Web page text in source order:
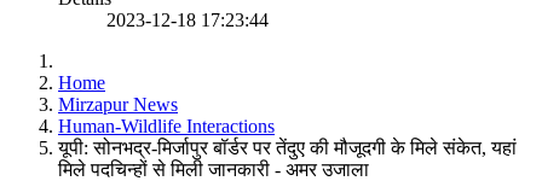
2023-12-18 17:23:44
Home
Mirzapur News
Human-Wildlife Interactions
यूपी: सोनभद्र-मिर्जापुर बॉर्डर पर तेंदुए की मौजूदगी के मिले संकेत, यहां
मिले पदचिन्हों से मिली जानकारी - अमर उजाला